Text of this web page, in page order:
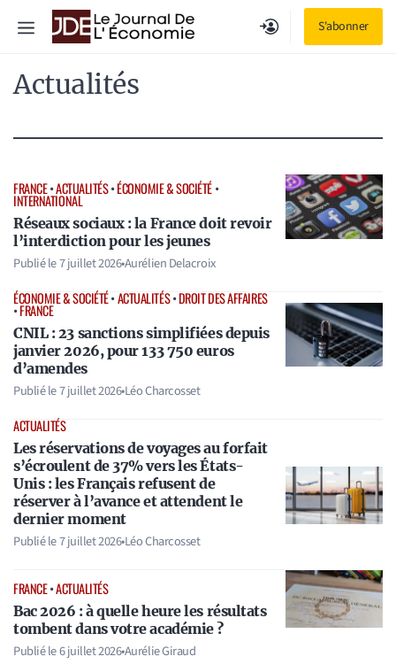
S'abonner
Menu
Actualités
FRANCE•ACTUALITÉS•ÉCONOMIE & SOCIÉTÉ•
INTERNATIONAL
Réseaux sociaux : la France doit revoir
l’interdiction pour les jeunes
Publié le7 juillet 2026•Aurélien Delacroix
ÉCONOMIE & SOCIÉTÉ•ACTUALITÉS•DROIT DES AFFAIRES
•FRANCE
CNIL : 23 sanctions simplifiées depuis
janvier 2026, pour 133 750 euros
d’amendes
Publié le7 juillet 2026•Léo Charcosset
ACTUALITÉS
Les réservations de voyages au forfait
s’écroulent de 37% vers les États-
Unis : les Français refusent de
réserver à l’avance et attendent le
dernier moment
Publié le7 juillet 2026•Léo Charcosset
FRANCE•ACTUALITÉS
Bac 2026 : à quelle heure les résultats
tombent dans votre académie ?
Publié le6 juillet 2026•Aurélie Giraud